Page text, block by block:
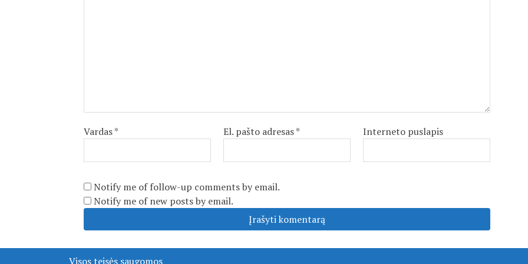
Vardas* El. pašto adresas* Interneto puslapis
Notify me of follow-up comments by email.
Notify me of new posts by email.
Visos teisės saugomos